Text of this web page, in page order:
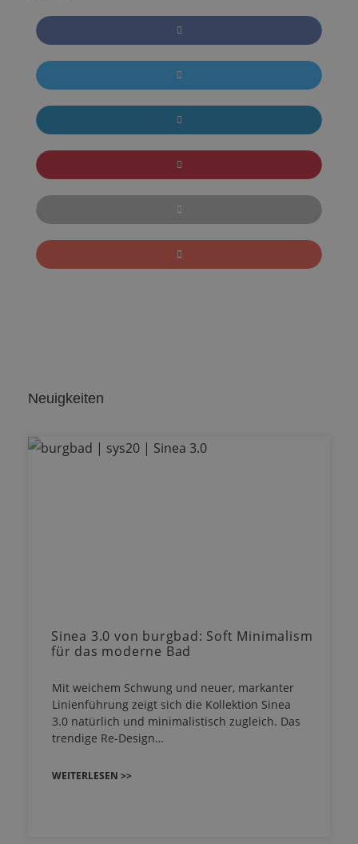
Neuigkeiten
Sinea 3.0 von burgbad: Soft Minimalism
für das moderne Bad
Mit weichem Schwung und neuer, markanter
Linienführung zeigt sich die Kollektion Sinea
3.0 natürlich und minimalistisch zugleich. Das
trendige Re-Design…
WEITERLESEN >>